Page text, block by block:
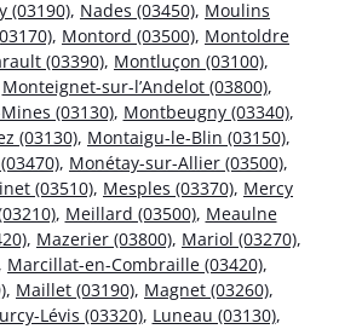
(03190), Nades (03450), Moulins
, Montord (03500), Montoldre
(03390), Montluçon (03100),
Monteignet-sur-l’Andelot (03800),
(03130), Montbeugny (03340),
(03130), Montaigu-le-Blin (03150),
, Monétay-sur-Allier (03500),
(03510), Mesples (03370), Mercy
, Meillard (03500), Meaulne
, Mazerier (03800), Mariol (03270),
, Marcillat-en-Combraille (03420),
, Maillet (03190), Magnet (03260),
Lévis (03320), Luneau (03130),